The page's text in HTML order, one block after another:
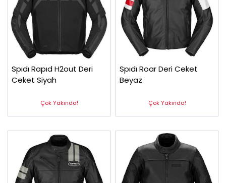
Spıdı Rapıd H2out Deri
Ceket Siyah
Çok Yakında!
Spıdı Roar Deri Ceket
Beyaz
Çok Yakında!